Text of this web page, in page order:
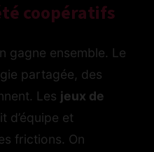
coopératifs
gagne ensemble. Le
partagée, des
Les jeux de
d’équipe et
frictions. On